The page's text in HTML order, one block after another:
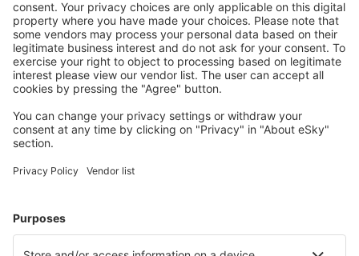
Cazarea preferată
Alege din peste 1,3 mil. de opţiuni: hoteluri, cabane,
apartamente și altele.
Cele mai căutate hoteluri de către utilizatorii eSky
Hoteluri în Thailanda - Orașe populare
Hoteluri în Patong Beach